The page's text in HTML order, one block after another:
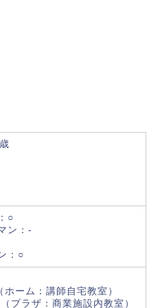
○
ン：-
：○
ーム：講師自宅教室）
プラザ：商業施設内教室）